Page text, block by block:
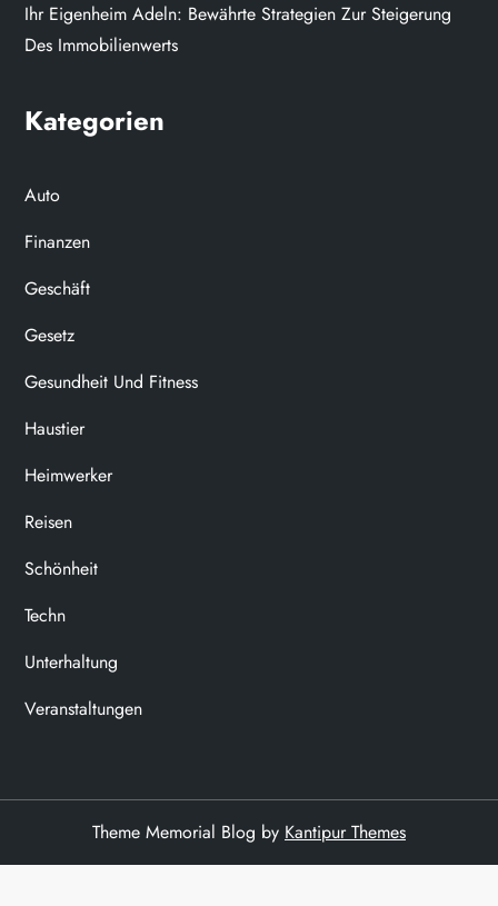
Ihr Eigenheim Adeln: Bewährte Strategien Zur Steigerung
Des Immobilienwerts
Kategorien
Auto
Finanzen
Geschäft
Gesetz
Gesundheit Und Fitness
Haustier
Heimwerker
Reisen
Schönheit
Techn
Unterhaltung
Veranstaltungen
Theme Memorial Blog by Kantipur Themes